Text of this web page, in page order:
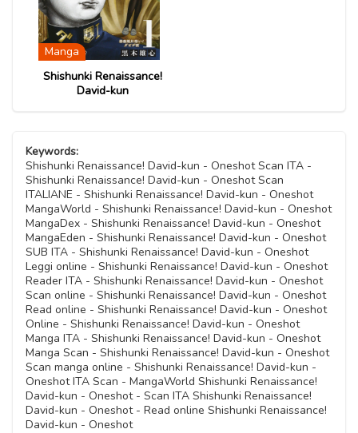
Manga
Shishunki Renaissance!
David-kun
Keywords:
Shishunki Renaissance! David-kun - Oneshot Scan ITA -
Shishunki Renaissance! David-kun - Oneshot Scan
ITALIANE - Shishunki Renaissance! David-kun - Oneshot
MangaWorld - Shishunki Renaissance! David-kun - Oneshot
MangaDex - Shishunki Renaissance! David-kun - Oneshot
MangaEden - Shishunki Renaissance! David-kun - Oneshot
SUB ITA - Shishunki Renaissance! David-kun - Oneshot
Leggi online - Shishunki Renaissance! David-kun - Oneshot
Reader ITA - Shishunki Renaissance! David-kun - Oneshot
Scan online - Shishunki Renaissance! David-kun - Oneshot
Read online - Shishunki Renaissance! David-kun - Oneshot
Online - Shishunki Renaissance! David-kun - Oneshot
Manga ITA - Shishunki Renaissance! David-kun - Oneshot
Manga Scan - Shishunki Renaissance! David-kun - Oneshot
Scan manga online - Shishunki Renaissance! David-kun -
Oneshot ITA Scan - MangaWorld Shishunki Renaissance!
David-kun - Oneshot - Scan ITA Shishunki Renaissance!
David-kun - Oneshot - Read online Shishunki Renaissance!
David-kun - Oneshot